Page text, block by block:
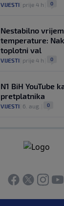
VIJESTI prije 4 h 0
Nestabilno
temperature:
toplotni val
VIJESTI prije 4 h 0
N1 BiH YouTube
pretplatnika
VIJESTI 6. aug. 0